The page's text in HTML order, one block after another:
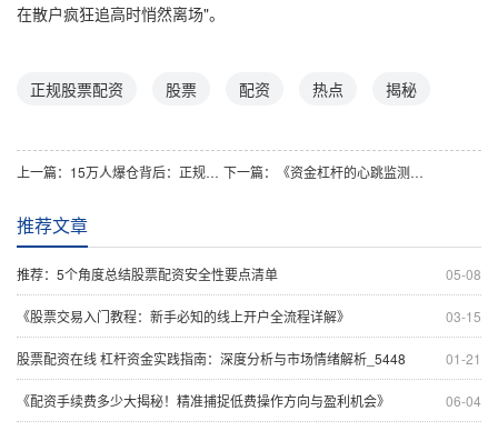
在散户疯狂追高时悄然离场"。
正规股票配资 股票 配资 热点 揭秘
上一篇： 15万人爆仓背后：正规实盘配资需警惕，比特币跌破78000美元 下一篇： 《资金杠杆的心跳监测仪：配资交易稳定性如何守护你的财富脉搏》
推荐文章
05-08
推荐：5个角度总结股票配资安全性要点清单
03-15
《股票交易入门教程：新手必知的线上开户全流程详解》
01-21
股票配资在线 杠杆资金实践指南：深度分析与市场情绪解析_5448
06-04
《配资手续费多少大揭秘！精准捕捉低费操作方向与盈利机会》